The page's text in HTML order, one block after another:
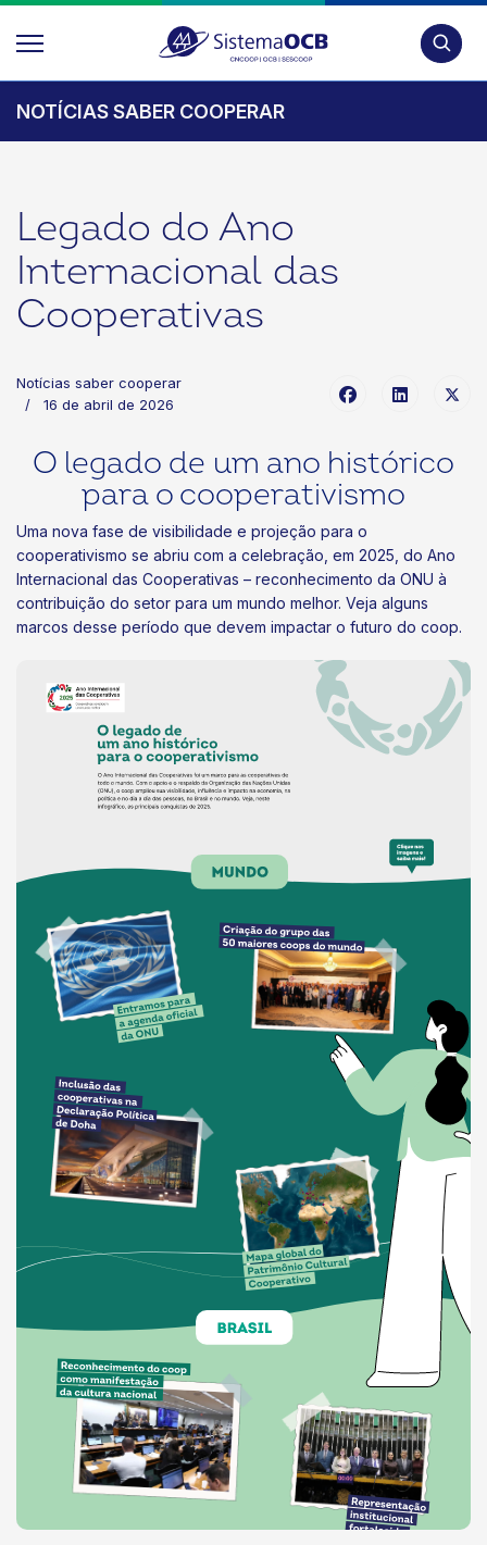
NOTÍCIAS SABER COOPERAR
Legado do Ano
Internacional das
Cooperativas
Notícias saber cooperar
16 de abril de 2026
O legado de um ano histórico
para o cooperativismo
Uma nova fase de visibilidade e projeção para o
cooperativismo se abriu com a celebração, em 2025, do Ano
Internacional das Cooperativas – reconhecimento da ONU à
contribuição do setor para um mundo melhor. Veja alguns
marcos desse período que devem impactar o futuro do coop.